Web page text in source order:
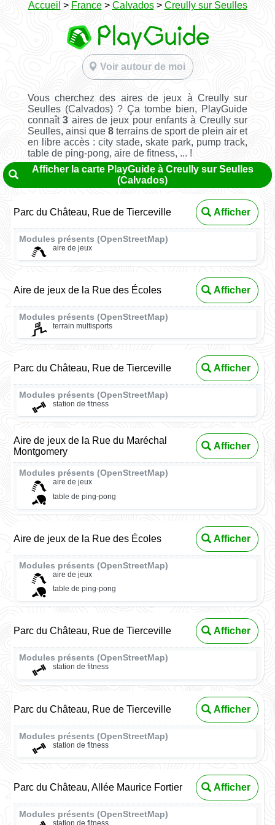
Accueil > France> Calvados> Creully sur Seulles
Voir autour de moi
Vous cherchez des aires de jeux à Creully sur
Seulles (Calvados) ? Ça tombe bien, PlayGuide
connaît3 aires de jeux pour enfants à Creully sur
Seulles, ainsi que 8terrains de sport de plein air et
en libre accès : city stade, skate park, pump track,
table de ping-pong, aire de fitness, ... !
Afficher la carte PlayGuide à Creully sur Seulles
(Calvados)
Parc du Château, Rue de Tierceville Afficher
Modules présents (OpenStreetMap)
aire de jeux
Aire de jeux de la Rue des Écoles Afficher
Modules présents (OpenStreetMap)
terrain multisports
Parc du Château, Rue de Tierceville Afficher
Modules présents (OpenStreetMap)
station de fitness
Aire de jeux de la Rue du Maréchal
Montgomery
Afficher
Modules présents (OpenStreetMap)
aire de jeux
table de ping-pong
Aire de jeux de la Rue des Écoles Afficher
Modules présents (OpenStreetMap)
aire de jeux
table de ping-pong
Parc du Château, Rue de Tierceville Afficher
Modules présents (OpenStreetMap)
station de fitness
Parc du Château, Rue de Tierceville Afficher
Modules présents (OpenStreetMap)
station de fitness
Parc du Château, Allée Maurice Fortier Afficher
Modules présents (OpenStreetMap)
station de fitness